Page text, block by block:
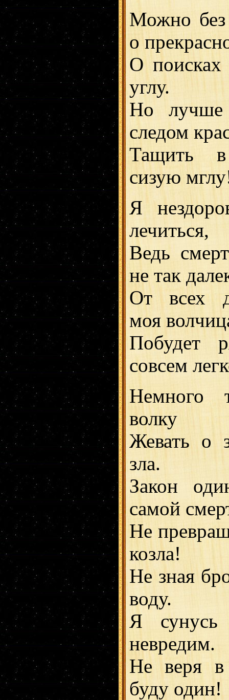
Можно без
о
О поисках
углу.
Но лучше
следом
Тащить в
сизую
Я
лечиться,
Ведь
не так
От всех
моя
Побудет
совсем
Немного
волку
Жевать о
зла.
Закон
самой
Не
козла!
Не зная
воду.
Я
невредим.
Не веря
буду один!